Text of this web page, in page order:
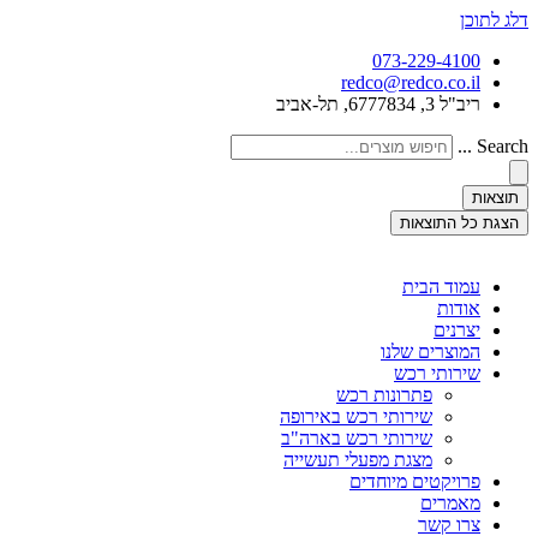
דלג לתוכן
073-229-4100
redco@redco.co.il
ריב"ל 3, 6777834, תל-אביב
Search ...
תוצאות
הצגת כל התוצאות
עמוד הבית
אודות
יצרנים
המוצרים שלנו
שירותי רכש
פתרונות רכש
שירותי רכש באירופה
שירותי רכש בארה"ב
מצגת מפעלי תעשייה
פרויקטים מיוחדים
מאמרים
צרו קשר